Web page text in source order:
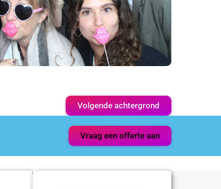
Volgende achtergrond
Vraag een offerte aan